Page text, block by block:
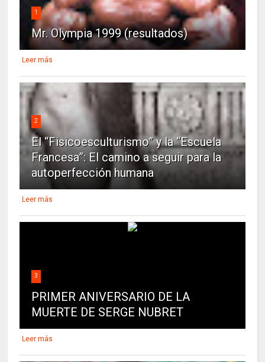
1
Mr. Olympia 1999 (resultados)
Leer más
2
El “Fisicoesculturismo” y la “Escuela
Francesa”: El camino a seguir para la
autoperfección humana
Leer más
3
PRIMER ANIVERSARIO DE LA
MUERTE DE SERGE NUBRET
Leer más